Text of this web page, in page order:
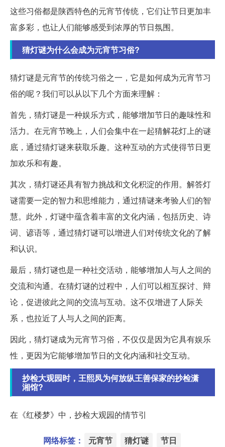
这些习俗都是陕西特色的元宵节传统，它们让节日更加丰
富多彩，也让人们能够感受到浓厚的节日氛围。
猜灯谜为什么会成为元宵节习俗?
猜灯谜是元宵节的传统习俗之一，它是如何成为元宵节习
俗的呢？我们可以从以下几个方面来理解：
首先，猜灯谜是一种娱乐方式，能够增加节日的趣味性和
活力。在元宵节晚上，人们会集中在一起猜解花灯上的谜
底，通过猜灯谜来获取乐趣。这种互动的方式使得节日更
加欢乐和有趣。
其次，猜灯谜还具有智力挑战和文化积淀的作用。解答灯
谜需要一定的智力和思维能力，通过猜谜来考验人们的智
慧。此外，灯谜中蕴含着丰富的文化内涵，包括历史、诗
词、谚语等，通过猜灯谜可以增进人们对传统文化的了解
和认识。
最后，猜灯谜也是一种社交活动，能够增加人与人之间的
交流和沟通。在猜灯谜的过程中，人们可以相互探讨、辩
论，促进彼此之间的交流与互动。这不仅增进了人际关
系，也拉近了人与人之间的距离。
因此，猜灯谜成为元宵节习俗，不仅仅是因为它具有娱乐
性，更因为它能够增加节日的文化内涵和社交互动。
抄检大观园时，王熙凤为何放纵王善保家的抄检潇
湘馆?
在《红楼梦》中，抄检大观园的情节引
网络标签： 元宵节 猜灯谜 节日